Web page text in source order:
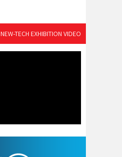
NEW-TECH EXHIBITION VIDEO